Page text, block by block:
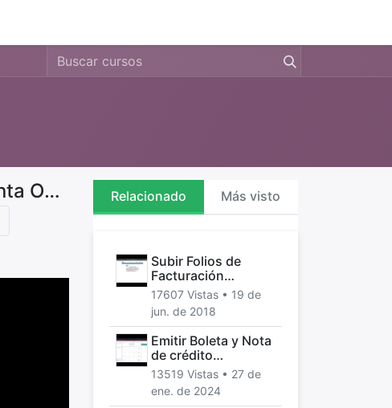
Relacionado Más visto
Subir Folios de
Facturación
Electrónica a Odoo
17607 Vistas • 19 de
jun. de 2018
Emitir Boleta y Nota
de crédito
Electrónica desde
Punto de Venta
Odoo Chile
13519 Vistas • 27 de
ene. de 2024
Emitir Boleta y Nota de crédito Electrónica desde Punto de Venta Odoo Chile